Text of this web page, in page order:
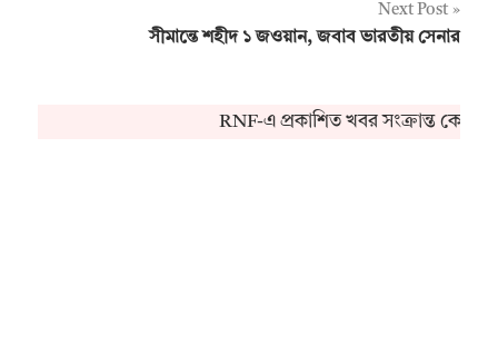
Next Post
সীমান্তে শহীদ ১ জওয়ান, জবাব ভারতীয় সেনার
RNF-এ প্রকাশিত খবর সংক্রান্ত